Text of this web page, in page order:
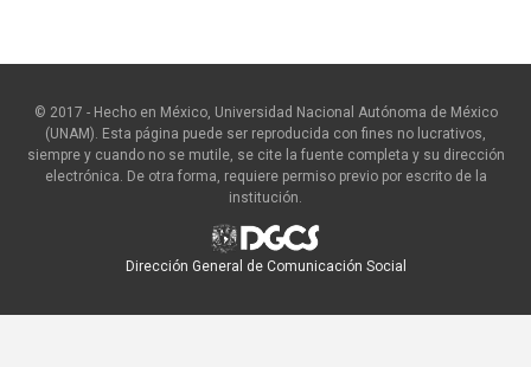
© 2017 - Hecho en México, Universidad Nacional Autónoma de México
(UNAM). Esta página puede ser reproducida con fines no lucrativos,
siempre y cuando no se mutile, se cite la fuente completa y su dirección
electrónica. De otra forma, requiere permiso previo por escrito de la
institución.
Dirección General de Comunicación Social